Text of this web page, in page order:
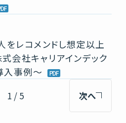
をレコメンドし想定以上
会社キャリアインデック
入事例～
1 / 5 次へ